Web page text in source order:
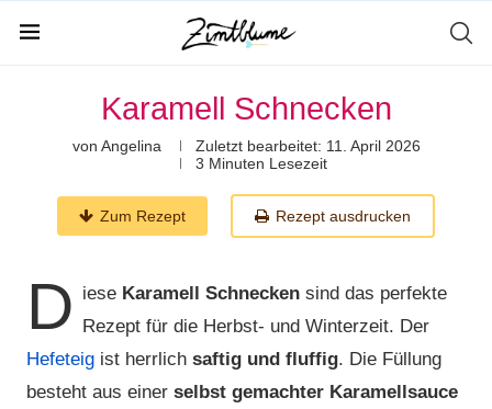
Karamell Schnecken
von Angelina Zuletzt bearbeitet: 11. April 2026
3 Minuten Lesezeit
Zum Rezept Rezept ausdrucken
D iese Karamell Schnecken sind das perfekte
Rezept für die Herbst- und Winterzeit. Der
Hefeteig ist herrlich saftig und fluffig. Die Füllung
besteht aus einer selbst gemachter Karamellsauce